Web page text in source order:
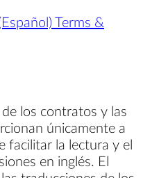
Terms &
los contratos y las
únicamente a
facilitar la lectura y el
en inglés. El